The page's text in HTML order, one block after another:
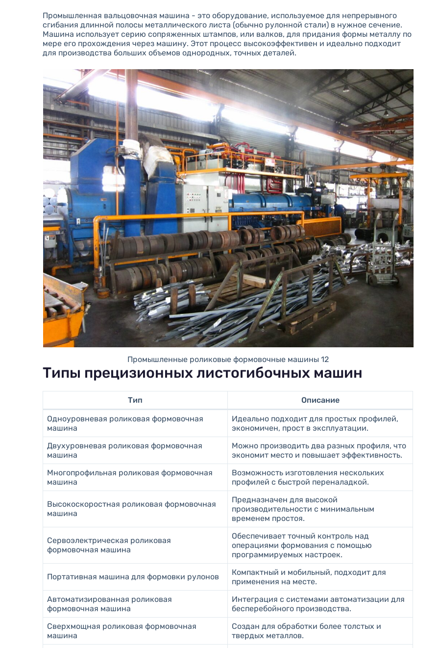
Промышленная вальцовочная машина - это оборудование, используемое для непрерывного
сгибания длинной полосы металлического листа (обычно рулонной стали) в нужное сечение.
Машина использует серию сопряженных штампов, или валков, для придания формы металлу по
мере его прохождения через машину. Этот процесс высокоэффективен и идеально подходит
для производства больших объемов однородных, точных деталей.
Промышленные роликовые формовочные машины 12
Типы прецизионных листогибочных машин
Тип
Описание
Одноуровневая роликовая формовочная
машина
Идеально подходит для простых профилей,
экономичен, прост в эксплуатации.
Двухуровневая роликовая формовочная
машина
Можно производить два разных профиля, что
экономит место и повышает эффективность.
Многопрофильная роликовая формовочная
машина
Возможность изготовления нескольких
профилей с быстрой переналадкой.
Высокоскоростная роликовая формовочная
машина
Предназначен для высокой
производительности с минимальным
временем простоя.
Сервоэлектрическая роликовая
формовочная машина
Обеспечивает точный контроль над
операциями формования с помощью
программируемых настроек.
Портативная машина для формовки рулонов
Компактный и мобильный, подходит для
применения на месте.
Автоматизированная роликовая
формовочная машина
Интеграция с системами автоматизации для
бесперебойного производства.
Сверхмощная роликовая формовочная
машина
Создан для обработки более толстых и
твердых металлов.